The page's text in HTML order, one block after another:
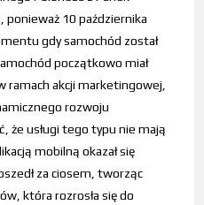
ponieważ 10 października
gdy samochód został
początkowo miał
ramach akcji marketingowej,
rozwoju
że usługi tego typu nie mają
mobilną okazał się
za ciosem, tworząc
która rozrosła się do